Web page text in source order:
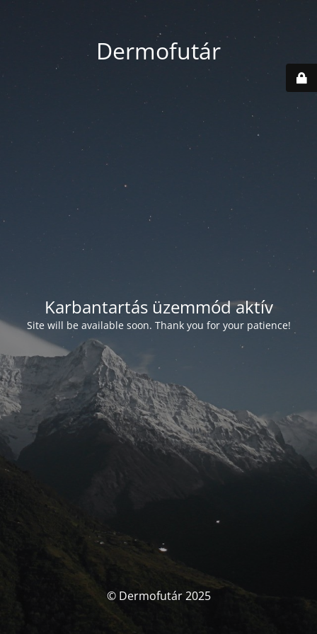
Dermofutár
Karbantartás üzemmód aktív
Site will be available soon. Thank you for your patience!
© Dermofutár 2025